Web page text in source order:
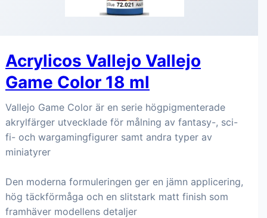
Acrylicos Vallejo Vallejo
Game Color 18 ml
Vallejo Game Color är en serie högpigmenterade
akrylfärger utvecklade för målning av fantasy-, sci-
fi- och wargamingfigurer samt andra typer av
miniatyrer
Den moderna formuleringen ger en jämn applicering,
hög täckförmåga och en slitstark matt finish som
framhäver modellens detaljer